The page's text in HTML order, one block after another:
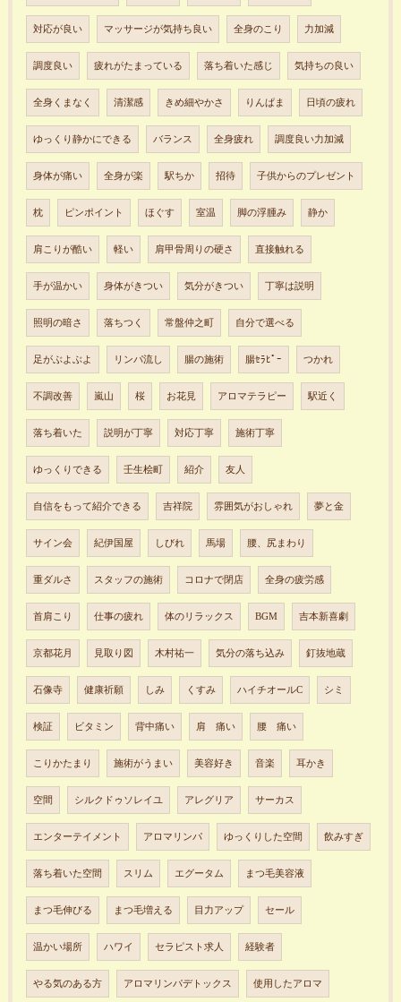
対応が良い マッサージが気持ち良い 全身のこり 力加減
調度良い 疲れがたまっている 落ち着いた感じ 気持ちの良い
全身くまなく 清潔感 きめ細やかさ りんぱま 日頃の疲れ
ゆっくり静かにできる バランス 全身疲れ 調度良い力加減
身体が痛い 全身が楽 駅ちか 招待 子供からのプレゼント
枕 ピンポイント ほぐす 室温 脚の浮腫み 静か
肩こりが酷い 軽い 肩甲骨周りの硬さ 直接触れる
手が温かい 身体がきつい 気分がきつい 丁寧は説明
照明の暗さ 落ちつく 常盤仲之町 自分で選べる
足がぶよぶよ リンパ流し 腸の施術 腸ｾﾗﾋﾟｰ つかれ
不調改善 嵐山 桜 お花見 アロマテラピー 駅近く
落ち着いた 説明が丁寧 対応丁寧 施術丁寧
ゆっくりできる 壬生桧町 紹介 友人
自信をもって紹介できる 吉祥院 雰囲気がおしゃれ 夢と金
サイン会 紀伊国屋 しびれ 馬場 腰、尻まわり
重ダルさ スタッフの施術 コロナで閉店 全身の疲労感
首肩こり 仕事の疲れ 体のリラックス BGM 吉本新喜劇
京都花月 見取り図 木村祐一 気分の落ち込み 釘抜地蔵
石像寺 健康祈願 しみ くすみ ハイチオールC シミ
検証 ビタミン 背中痛い 肩 痛い 腰 痛い
こりかたまり 施術がうまい 美容好き 音楽 耳かき
空間 シルクドゥソレイユ アレグリア サーカス
エンターテイメント アロマリンパ ゆっくりした空間 飲みすぎ
落ち着いた空間 スリム エグータム まつ毛美容液
まつ毛伸びる まつ毛増える 目力アップ セール
温かい場所 ハワイ セラピスト求人 経験者
やる気のある方 アロマリンパデトックス 使用したアロマ